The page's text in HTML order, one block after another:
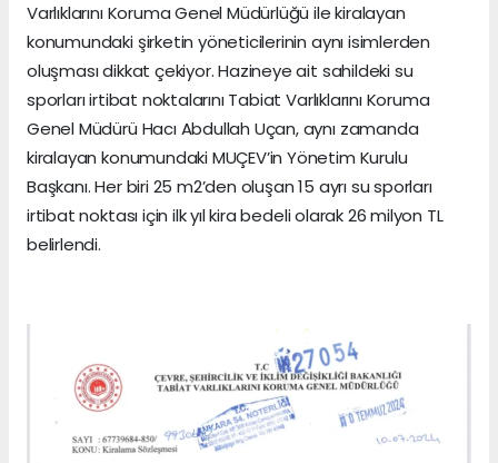
Varlıklarını Koruma Genel Müdürlüğü ile kiralayan
konumundaki şirketin yöneticilerinin aynı isimlerden
oluşması dikkat çekiyor. Hazineye ait sahildeki su
sporları irtibat noktalarını Tabiat Varlıklarını Koruma
Genel Müdürü Hacı Abdullah Uçan, aynı zamanda
kiralayan konumundaki MUÇEV’in Yönetim Kurulu
Başkanı. Her biri 25 m2’den oluşan 15 ayrı su sporları
irtibat noktası için ilk yıl kira bedeli olarak 26 milyon TL
belirlendi.